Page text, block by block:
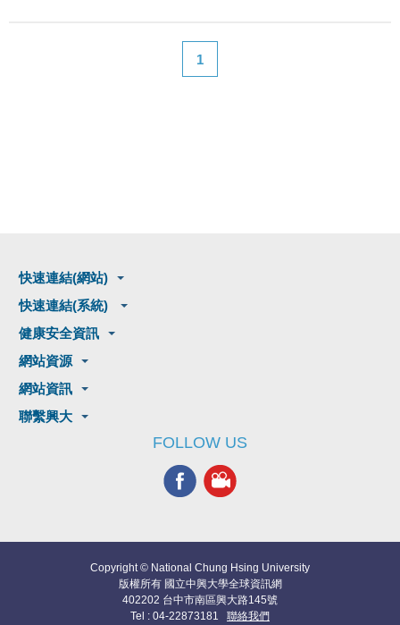
1
快速連結(網站)
快速連結(系統)
健康安全資訊
網站資源
網站資訊
聯繫興大
FOLLOW US
Copyright © National Chung Hsing University
版權所有 國立中興大學全球資訊網
402202 台中市南區興大路145號
Tel : 04-22873181 聯絡我們